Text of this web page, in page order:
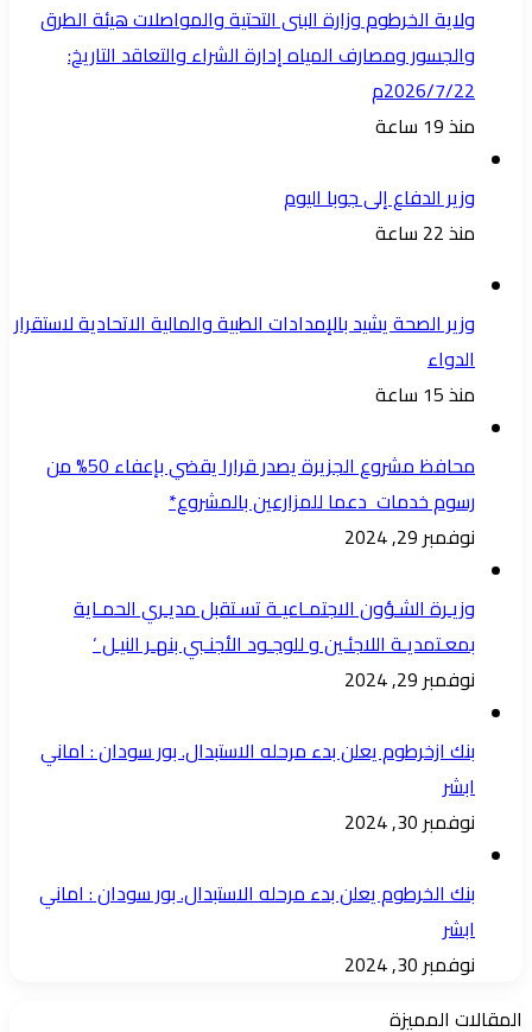
ولاية الخرطوم وزارة البنى التحتية والمواصلات هيئة الطرق
والجسور ومصارف المياه إدارة الشراء والتعاقد التاريخ:
2026/7/22م
منذ 19 ساعة
وزير الدفاع إلى جوبا اليوم
منذ 22 ساعة
وزير الصحة يشيد بالإمدادات الطبية والمالية الاتحادية لاستقرار
الدواء
منذ 15 ساعة
محافظ مشروع الجزيرة يصدر قرارا يقضي بإعفاء 50% من
رسوم خدمات دعما للمزارعين بالمشروع*
نوفمبر 29, 2024
وزيـرة الشـؤون الاجتمـاعيـة تسـتقبل مديـري الحمـاية
بمعـتمديـة اللاجئـين و للوجـود الأجنـبي بنهـر النيـل ‘
نوفمبر 29, 2024
بنك ازخرطوم يعلن بدء مرحله الاستبدال. بور سودان : اماني
ابشر
نوفمبر 30, 2024
بنك الخرطوم يعلن بدء مرحله الاستبدال. بور سودان : اماني
ابشر
نوفمبر 30, 2024
المقالات المميزة